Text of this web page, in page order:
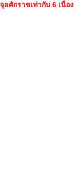
ศักราชเท่ากับ 6 เนื่อ